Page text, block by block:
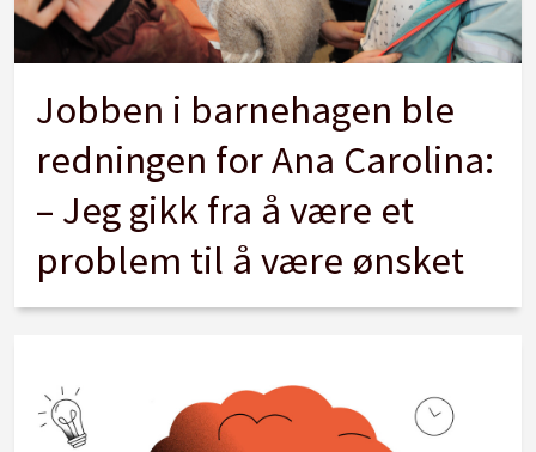
Jobben i barnehagen ble
redningen for Ana Carolina:
– Jeg gikk fra å være et
problem til å være ønsket